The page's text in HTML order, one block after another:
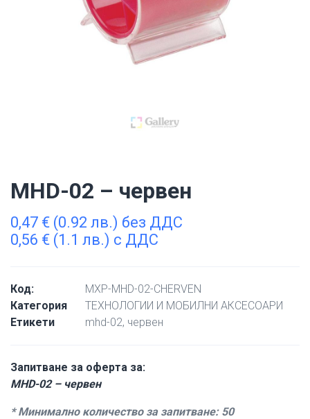
MHD-02 – червен
0,47 € (0.92 лв.) без ДДС
0,56 € (1.1 лв.) с ДДС
Код:
MXP-MHD-02-CHERVEN
Категория
ТЕХНОЛОГИИ И МОБИЛНИ АКСЕСОАРИ
Етикети
mhd-02, червен
Запитване за оферта за:
MHD-02 – червен
* Минимално количество за запитване: 50